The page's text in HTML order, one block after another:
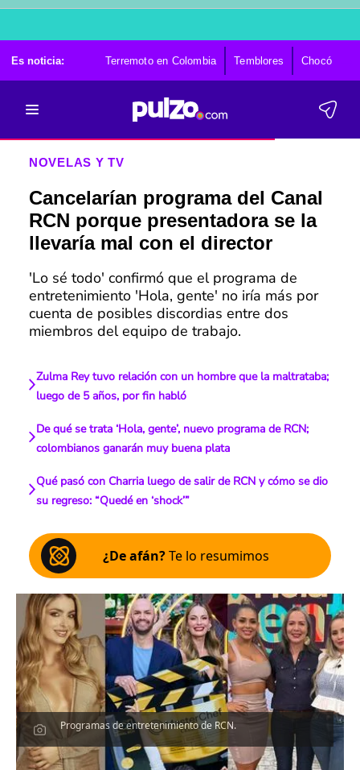
Es noticia: Terremoto en Colombia Temblores Chocó
NOVELAS Y TV
Cancelarían programa del Canal
RCN porque presentadora se la
llevaría mal con el director
'Lo sé todo' confirmó que el programa de
entretenimiento 'Hola, gente' no iría más por
cuenta de posibles discordias entre dos
miembros del equipo de trabajo.
Zulma Rey tuvo relación con un hombre que la maltrataba;
luego de 5 años, por fin habló
De qué se trata ‘Hola, gente’, nuevo programa de RCN;
colombianos ganarán muy buena plata
Qué pasó con Charria luego de salir de RCN y cómo se dio
su regreso: “Quedé en ‘shock’”
¿De afán?Te lo resumimos
Programas de entretenimiento de RCN.
Escucha el artículo